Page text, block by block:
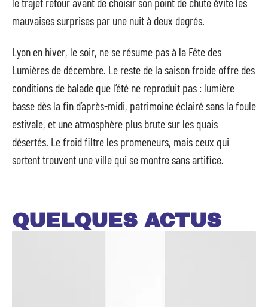
mauvaises surprises par une nuit à deux degrés.
Lyon en hiver, le soir, ne se résume pas à la Fête des
Lumières de décembre. Le reste de la saison froide offre des
conditions de balade que l’été ne reproduit pas : lumière
basse dès la fin d’après-midi, patrimoine éclairé sans la foule
estivale, et une atmosphère plus brute sur les quais
désertés. Le froid filtre les promeneurs, mais ceux qui
sortent trouvent une ville qui se montre sans artifice.
QUELQUES ACTUS